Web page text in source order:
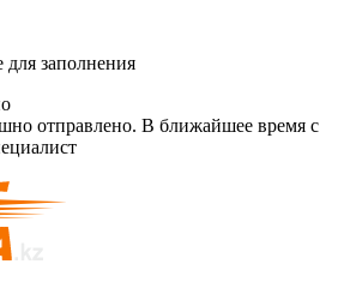
для заполнения
отправлено. В ближайшее время с